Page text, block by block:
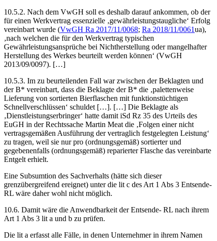
10.5.2. Nach dem VwGH soll es deshalb darauf ankommen, ob der
für einen Werkvertrag essenzielle ‚gewährleistungstaugliche‘ Erfolg
vereinbart wurde (VwGH Ra 2017/11/0068; Ra 2018/11/0061ua),
‚nach welchen die für den Werkvertrag typischen
Gewährleistungsansprüche bei Nichtherstellung oder mangelhafter
Herstellung des Werkes beurteilt werden können‘ (VwGH
2013/09/0097). […]
10.5.3. Im zu beurteilenden Fall war zwischen der Beklagten und
der B* vereinbart, dass die Beklagte der B* die ‚palettenweise
Lieferung von sortierten Bierflaschen mit funktionstüchtigen
Schnellverschlüssen‘ schuldet […]. […] Die Beklagte als
‚Dienstleistungserbringer‘ hatte damit iSd Rz 35 des Urteils des
EuGH in der Rechtssache Martin Meat die ‚Folgen einer nicht
vertragsgemäßen Ausführung der vertraglich festgelegten Leistung‘
zu tragen, weil sie nur pro (ordnungsgemäß) sortierter und
gegebenenfalls (ordnungsgemäß) reparierter Flasche das vereinbarte
Entgelt erhielt.
Eine Subsumtion des Sachverhalts (hätte sich dieser
grenzübergreifend ereignet) unter die lit c des Art 1 Abs 3 Entsende-
RL wäre daher wohl nicht möglich.
10.6. Damit wäre die Anwendbarkeit der Entsende- RL nach ihrem
Art 1 Abs 3 lit a und b zu prüfen.
Die lit a erfasst alle Fälle, in denen Unternehmer in ihrem Namen